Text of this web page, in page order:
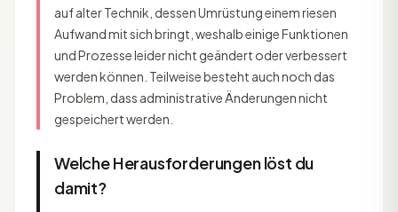
auf alter Technik, dessen Umrüstung einem riesen
Aufwand mit sich bringt, weshalb einige Funktionen
und Prozesse leider nicht geändert oder verbessert
werden können. Teilweise besteht auch noch das
Problem, dass administrative Änderungen nicht
gespeichert werden.
Welche Herausforderungen löst du
damit?